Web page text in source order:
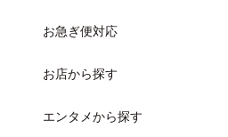
お急ぎ便対応
お店から探す
エンタメから探す